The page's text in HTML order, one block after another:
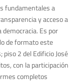
fundamentales a
y acceso a
Es por
de formato este
2 del Edificio José
con la participación
completos